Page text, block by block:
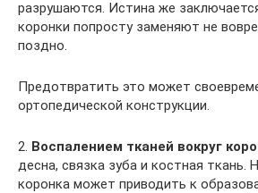
разрушаются. Истина же
коронки попросту заменяют не
поздно.
Предотвратить это может
ортопедической конструкции.
2. Воспалением тканей вокруг
десна, связка зуба и костная ткань.
коронка может приводить к